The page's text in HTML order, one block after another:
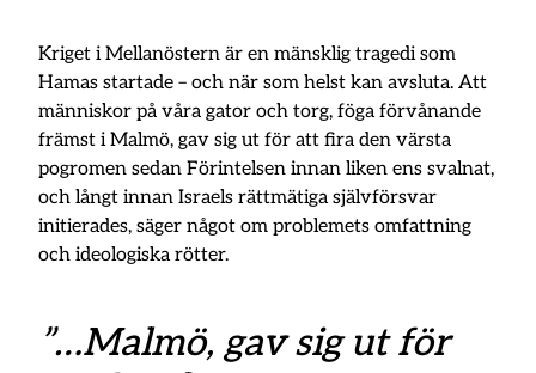
Kriget i Mellanöstern är en mänsklig tragedi som
Hamas startade – och när som helst kan avsluta. Att
människor på våra gator och torg, föga förvånande
främst i Malmö, gav sig ut för att fira den värsta
pogromen sedan Förintelsen innan liken ens svalnat,
och långt innan Israels rättmätiga självförsvar
initierades, säger något om problemets omfattning
och ideologiska rötter.
”…Malmö, gav sig ut för